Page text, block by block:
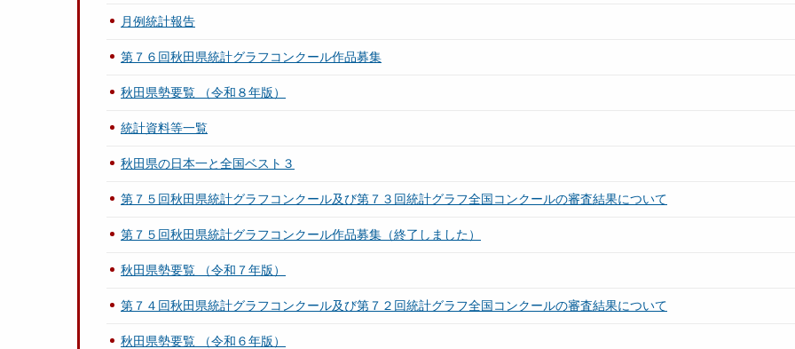
月例統計報告
第７６回秋田県統計グラフコンクール作品募集
秋田県勢要覧 （令和８年版）
統計資料等一覧
秋田県の日本一と全国ベスト３
第７５回秋田県統計グラフコンクール及び第７３回統計グラフ全国コンクールの審査結果について
第７５回秋田県統計グラフコンクール作品募集（終了しました）
秋田県勢要覧 （令和７年版）
第７４回秋田県統計グラフコンクール及び第７２回統計グラフ全国コンクールの審査結果について
秋田県勢要覧 （令和６年版）